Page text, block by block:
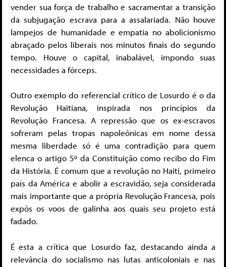
vender sua força de trabalho e sacramentar a transição
da subjugação escrava para a assalariada. Não houve
lampejos de humanidade e empatia no abolicionismo
abraçado pelos liberais nos minutos finais do segundo
tempo. Houve o capital, inabalável, impondo suas
necessidades a fórceps.
Outro exemplo do referencial crítico de Losurdo é o da
Revolução Haitiana, inspirada nos princípios da
Revolução Francesa. A repressão que os ex-escravos
sofreram pelas tropas napoleônicas em nome dessa
mesma liberdade só é uma contradição para quem
elenca o artigo 5º da Constituição como recibo do Fim
da História. É comum que a revolução no Haiti, primeiro
país da América e abolir a escravidão, seja considerada
mais importante que a própria Revolução Francesa, pois
expôs os voos de galinha aos quais seu projeto está
fadado.
É esta a crítica que Losurdo faz, destacando ainda a
relevância do socialismo nas lutas anticoloniais e nas